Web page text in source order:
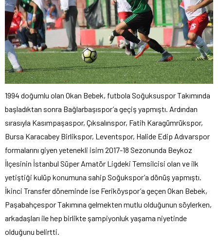
1994 doğumlu olan Okan Bebek, futbola Soğuksuspor Takımında
başladıktan sonra Bağlarbaşıspor’a geçiş yapmıştı. Ardından
sırasıyla Kasımpaşaspor, Çıksalınspor, Fatih Karagümrükspor,
Bursa Karacabey Birlikspor, Leventspor, Halide Edip Adıvarspor
formalarını giyen yetenekli isim 2017-18 Sezonunda Beykoz
İlçesinin İstanbul Süper Amatör Ligdeki Temsilcisi olan ve ilk
yetiştiği kulüp konumuna sahip Soğukspor’a dönüş yapmıştı.
İkinci Transfer döneminde ise Feriköyspor’a geçen Okan Bebek,
Paşabahçespor Takımına gelmekten mutlu olduğunun söylerken,
arkadaşları ile hep birlikte şampiyonluk yaşama niyetinde
olduğunu belirtti.